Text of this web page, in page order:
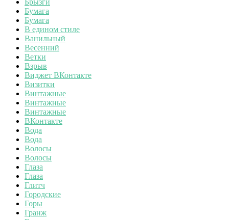
Бумага
Бумага
В едином стиле
Ванильный
Весенний
Ветки
Взрыв
Виджет ВКонтакте
Визитки
Винтажные
Винтажные
Винтажные
ВКонтакте
Вода
Вода
Волосы
Волосы
Глаза
Глаза
Глитч
Городские
Горы
Гранж